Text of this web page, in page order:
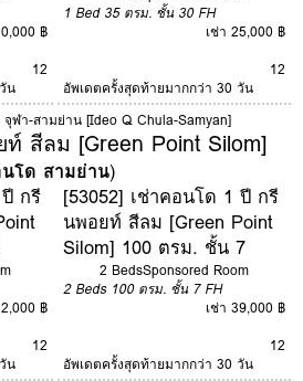
฿
12
น
1 Bed 35 ตรม. ชั้น 30 FH
เช่า 25,000 ฿
12
อัพเดตครั้งสุดท้ายมากกว่า 30 วัน
ฬา-สามย่าน [Ideo Q Chula-Samyan]
สีลม [Green Point Silom]
โด สามย่าน)
กรี
฿
12
น
[53052] เช่าคอนโด 1 ปี กรี
นพอยท์ สีลม [Green Point
Silom] 100 ตรม. ชั้น 7
2 BedsSponsored Room
2 Beds 100 ตรม. ชั้น 7 FH
เช่า 39,000 ฿
12
อัพเดตครั้งสุดท้ายมากกว่า 30 วัน